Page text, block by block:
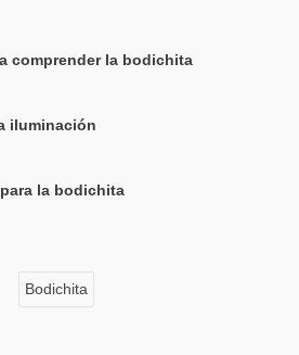
comprender la bodichita
iluminación
la bodichita
Bodichita